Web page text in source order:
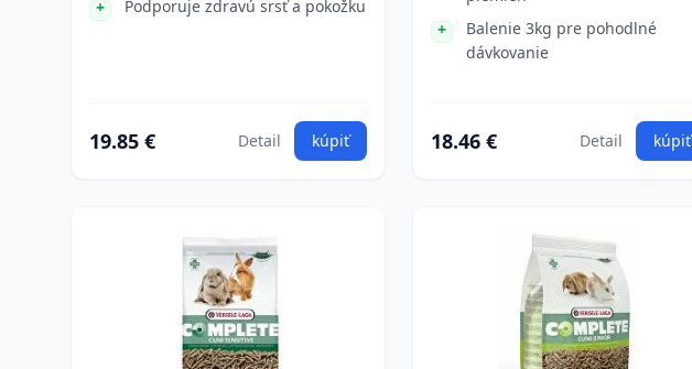
Podporuje zdravú srsť a pokožku
19.85 € Detail kúpiť
Balenie 3kg pre pohodlné
dávkovanie
18.46 € Detail kúpiť